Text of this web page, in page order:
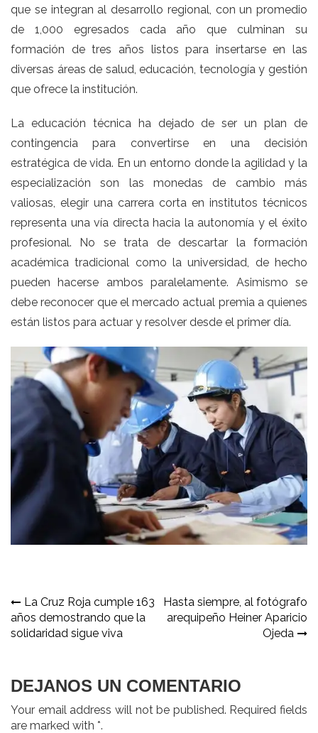
que se integran al desarrollo regional, con un promedio
de 1,000 egresados cada año que culminan su
formación de tres años listos para insertarse en las
diversas áreas de salud, educación, tecnología y gestión
que ofrece la institución.
La educación técnica ha dejado de ser un plan de
contingencia para convertirse en una decisión
estratégica de vida. En un entorno donde la agilidad y la
especialización son las monedas de cambio más
valiosas, elegir una carrera corta en institutos técnicos
representa una vía directa hacia la autonomía y el éxito
profesional. No se trata de descartar la formación
académica tradicional como la universidad, de hecho
pueden hacerse ambos paralelamente. Asimismo se
debe reconocer que el mercado actual premia a quienes
están listos para actuar y resolver desde el primer día.
Navegación
de
La Cruz Roja cumple 163
años demostrando que la
solidaridad sigue viva
Hasta siempre, al fotógrafo
arequipeño Heiner Aparicio
Ojeda
DEJANOS UN COMENTARIO
Your email address will not be published. Required fields
are marked with *.